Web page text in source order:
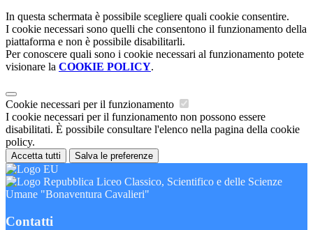
In questa schermata è possibile scegliere quali cookie consentire.
I cookie necessari sono quelli che consentono il funzionamento della
piattaforma e non è possibile disabilitarli.
Per conoscere quali sono i cookie necessari al funzionamento potete
visionare la COOKIE POLICY.
Cookie necessari per il funzionamento
I cookie necessari per il funzionamento non possono essere
disabilitati. È possibile consultare l'elenco nella pagina della cookie
policy.
Accetta tutti Salva le preferenze
Liceo Classico, Scientifico e delle Scienze
Umane "Bonaventura Cavalieri"
Contatti